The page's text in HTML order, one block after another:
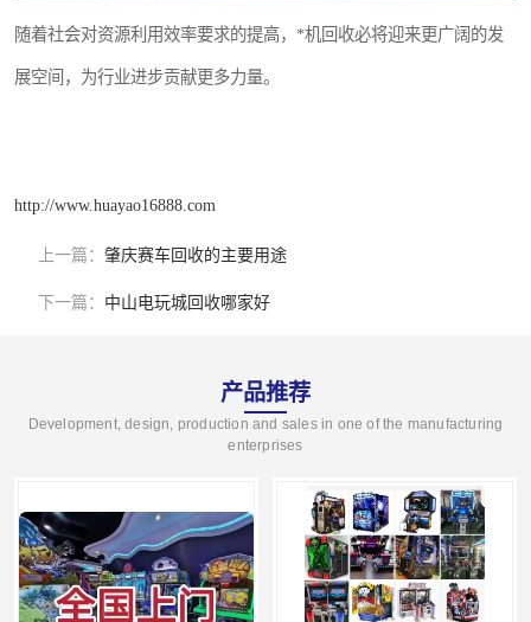
随着社会对资源利用效率要求的提高，*机回收必将迎来更广阔的发
展空间，为行业进步贡献更多力量。
http://www.huayao16888.com
上一篇： 肇庆赛车回收的主要用途
下一篇： 中山电玩城回收哪家好
产品推荐
Development, design, production and sales in one of the manufacturing
enterprises